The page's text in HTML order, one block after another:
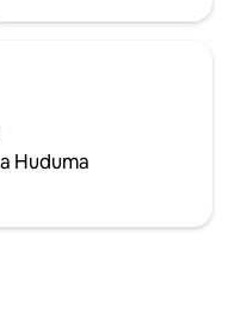
Huduma